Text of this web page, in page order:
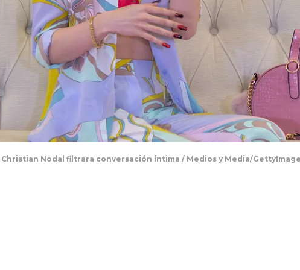
Nodal filtrara conversación íntima / Medios y Media/